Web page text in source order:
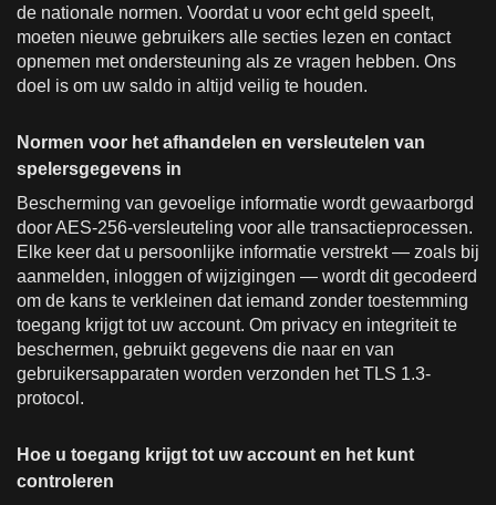
de nationale normen. Voordat u voor echt geld speelt,
moeten nieuwe gebruikers alle secties lezen en contact
opnemen met ondersteuning als ze vragen hebben. Ons
doel is om uw saldo in altijd veilig te houden.
Normen voor het afhandelen en versleutelen van
spelersgegevens in
Bescherming van gevoelige informatie wordt gewaarborgd
door AES-256-versleuteling voor alle transactieprocessen.
Elke keer dat u persoonlijke informatie verstrekt — zoals bij
aanmelden, inloggen of wijzigingen — wordt dit gecodeerd
om de kans te verkleinen dat iemand zonder toestemming
toegang krijgt tot uw account. Om privacy en integriteit te
beschermen, gebruikt gegevens die naar en van
gebruikersapparaten worden verzonden het TLS 1.3-
protocol.
Hoe u toegang krijgt tot uw account en het kunt
controleren